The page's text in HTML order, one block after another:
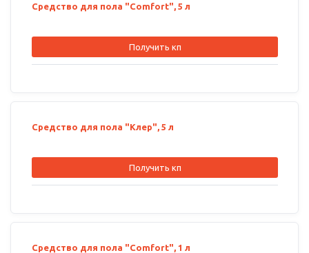
Средство для пола "Comfort", 5 л
Получить кп
Средство для пола "Клер", 5 л
Получить кп
Средство для пола "Comfort", 1 л